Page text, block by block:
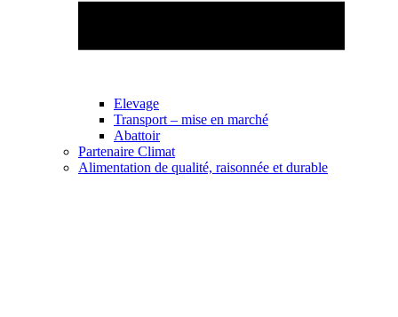
Elevage
Transport – mise en marché
Abattoir
Partenaire Climat
Alimentation de qualité, raisonnée et durable